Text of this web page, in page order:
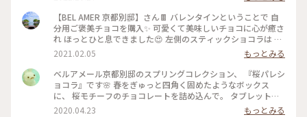
【BEL AMER 京都別邸】さん🍫 バレンタインということで 自
分用ご褒美チョコを購入✨ 可愛くて美味しいチョコに心が癒さ
れ ほっとひと息できました😍 左側のスティックショコラは キ
ャラメルやルビーチョコ、 右側はお酒入りチョコや 京都産の
抹茶や宮崎県産日向夏 愛媛県産ほうじ茶など チョコと一言で
言っても たくさんの味を楽しめる✨ パッケージやデザインも
とても可愛いので ご褒美チョコでもプレゼント用でも どちら
にもおすすめの詰め合わせです♡ #ほっとひと息 #バレンタイ
2021.02.05
もっとみる
ベルアメール京都別邸のスプリングコレクション、 『桜パレシ
ョコラ』です🌸 春をぎゅっと四角く固めたようなボックス
に、 桜モチーフのチョコレートを詰め込んで。 タブレットも
良いですが、丸いかたちは 丸窓から桜を覗くような和を感じ
2020.04.23 もっとみる